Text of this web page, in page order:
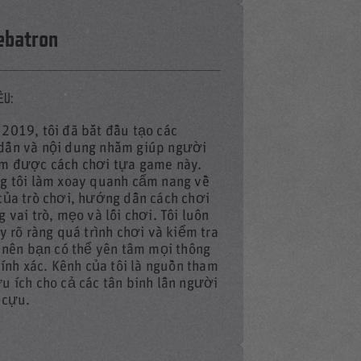
tôi đã bắt đầu tạo các
và nội dung nhằm giúp người
được cách chơi tựa game này.
tôi làm xoay quanh cẩm nang về
trò chơi, hướng dẫn cách chơi
vai trò, mẹo và lối chơi. Tôi luôn
rõ ràng quá trình chơi và kiểm tra
bạn có thể yên tâm mọi thông
xác. Kênh của tôi là nguồn tham
ích cho cả các tân binh lẫn người